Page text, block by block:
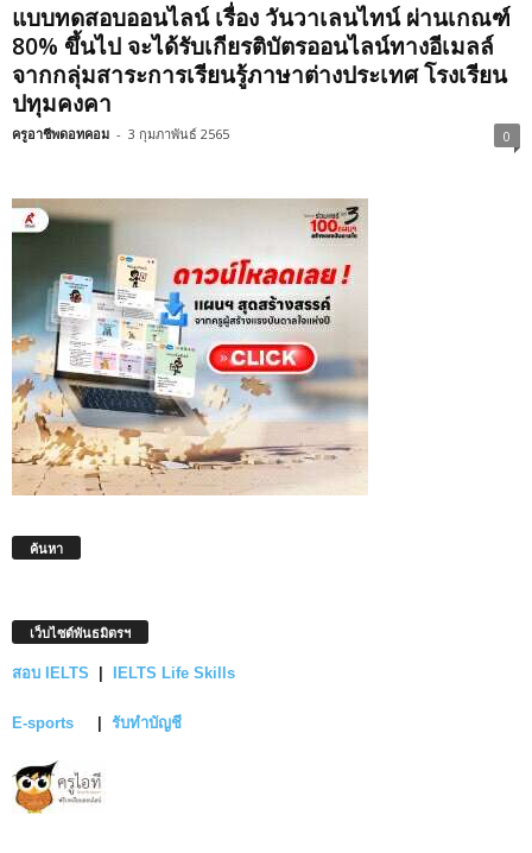
แบบทดสอบออนไลน์ เรื่อง วันวาเลนไทน์ ผ่านเกณฑ์
80% ขึ้นไป จะได้รับเกียรติบัตรออนไลน์ทางอีเมลล์
จากกลุ่มสาระการเรียนรู้ภาษาต่างประเทศ โรงเรียน
ปทุมคงคา
ครูอาชีพดอทคอม - 3 กุมภาพันธ์ 2565 0
ค้นหา
เว็บไซต์พันธมิตรฯ
สอบ IELTS IELTS Life Skills
E-sports รับทำบัญชี